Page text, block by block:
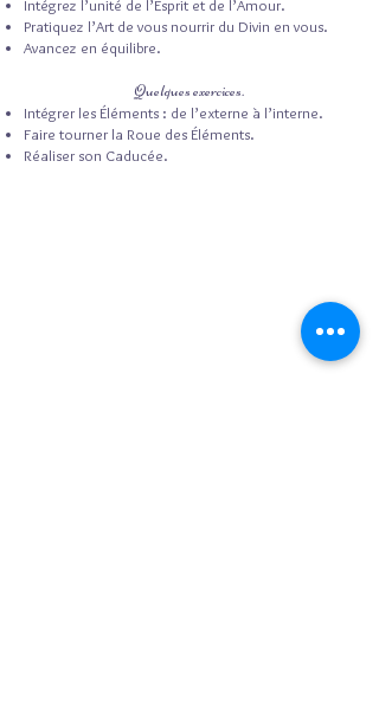
Intégrez l’unité de l’Esprit et de l’Amour.
Pratiquez l’Art de vous nourrir du Divin en vous.
Avancez en équilibre.
Quelques exercices.
Intégrer les Éléments : de l’externe à l’interne.
Faire tourner la Roue des Éléments.
Réaliser son Caducée.